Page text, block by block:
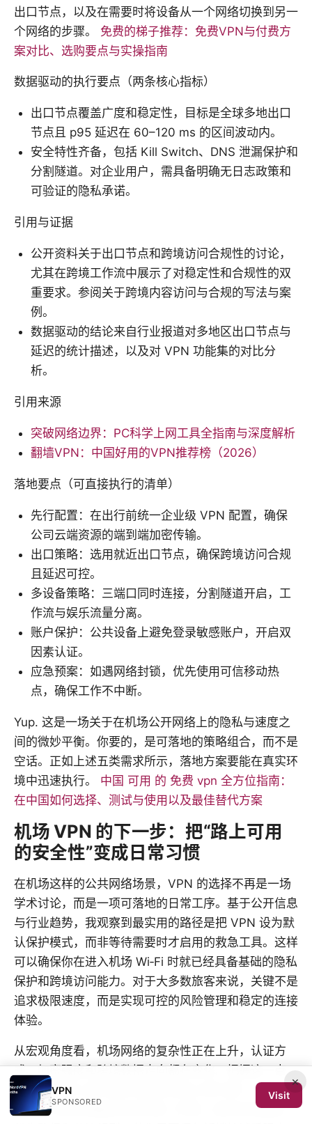
出口节点，以及在需要时将设备从一个网络切换到另一
个网络的步骤。 免费的梯子推荐：免费VPN与付费方
案对比、选购要点与实操指南
数据驱动的执行要点（两条核心指标）
出口节点覆盖广度和稳定性，目标是全球多地出口
节点且 p95 延迟在 60–120 ms 的区间波动内。
安全特性齐备，包括 Kill Switch、DNS 泄漏保护和
分割隧道。对企业用户，需具备明确无日志政策和
可验证的隐私承诺。
引用与证据
公开资料关于出口节点和跨境访问合规性的讨论，
尤其在跨境工作流中展示了对稳定性和合规性的双
重要求。参阅关于跨境内容访问与合规的写法与案
例。
数据驱动的结论来自行业报道对多地区出口节点与
延迟的统计描述，以及对 VPN 功能集的对比分
析。
引用来源
突破网络边界：PC科学上网工具全指南与深度解析
翻墙VPN：中国好用的VPN推荐榜（2026）
落地要点（可直接执行的清单）
先行配置：在出行前统一企业级 VPN 配置，确保
公司云端资源的端到端加密传输。
出口策略：选用就近出口节点，确保跨境访问合规
且延迟可控。
多设备策略：三端口同时连接，分割隧道开启，工
作流与娱乐流量分离。
账户保护：公共设备上避免登录敏感账户，开启双
因素认证。
应急预案：如遇网络封锁，优先使用可信移动热
点，确保工作不中断。
Yup. 这是一场关于在机场公开网络上的隐私与速度之
间的微妙平衡。你要的，是可落地的策略组合，而不是
空话。正如上述五类需求所示，落地方案要能在真实环
境中迅速执行。 中国 可用 的 免费 vpn 全方位指南：
在中国如何选择、测试与使用以及最佳替代方案
机场 VPN 的下一步：把“路上可用
的安全性”变成日常习惯
在机场这样的公共网络场景，VPN 的选择不再是一场
学术讨论，而是一项可落地的日常工序。基于公开信息
与行业趋势，我观察到最实用的路径是把 VPN 设为默
认保护模式，而非等待需要时才启用的救急工具。这样
可以确保你在进入机场 Wi‑Fi 时就已经具备基础的隐私
保护和跨境访问能力。对于大多数旅客来说，关键不是
追求极限速度，而是实现可控的风险管理和稳定的连接
体验。
从宏观角度看，机场网络的复杂性正在上升，认证方
式、加密强度和跨境数据走向都在变化。把握这一点，
就能把“临时上网”变成“持续安全的上网习惯”。你可以
把 VPN 放在设备启动后的第一件事，设定自动连接、
×
VPN
SPONSORED
Visit